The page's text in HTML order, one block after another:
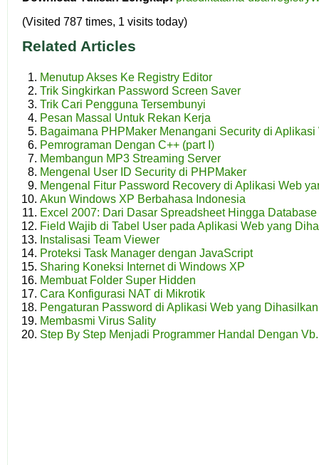
(Visited 787 times, 1 visits today)
Related Articles
Menutup Akses Ke Registry Editor
Trik Singkirkan Password Screen Saver
Trik Cari Pengguna Tersembunyi
Pesan Massal Untuk Rekan Kerja
Bagaimana PHPMaker Menangani Security di Aplikasi
Pemrograman Dengan C++ (part I)
Membangun MP3 Streaming Server
Mengenal User ID Security di PHPMaker
Mengenal Fitur Password Recovery di Aplikasi Web
Akun Windows XP Berbahasa Indonesia
Excel 2007: Dari Dasar Spreadsheet Hingga
Field Wajib di Tabel User pada Aplikasi Web yang
Instalisasi Team Viewer
Proteksi Task Manager dengan JavaScript
Sharing Koneksi Internet di Windows XP
Membuat Folder Super Hidden
Cara Konfigurasi NAT di Mikrotik
Pengaturan Password di Aplikasi Web yang
Membasmi Virus Sality
Step By Step Menjadi Programmer Handal Dengan